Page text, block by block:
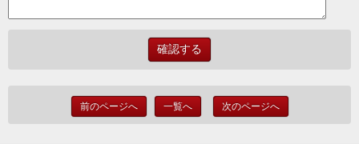
前のページへ 一覧へ 次のページへ